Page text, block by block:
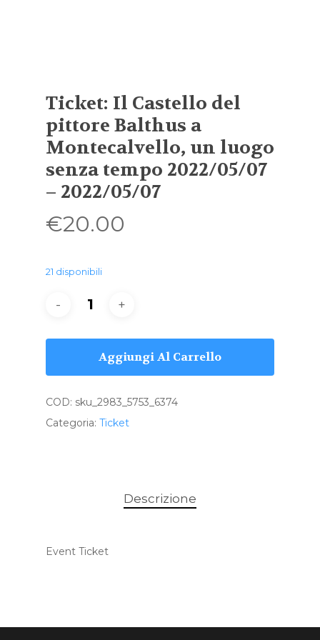
Ticket: Il Castello del
pittore Balthus a
Montecalvello, un luogo
senza tempo 2022/05/07
– 2022/05/07
€20.00
21 disponibili
Aggiungi Al Carrello
COD: sku_2983_5753_6374
Categoria: Ticket
Descrizione
Event Ticket